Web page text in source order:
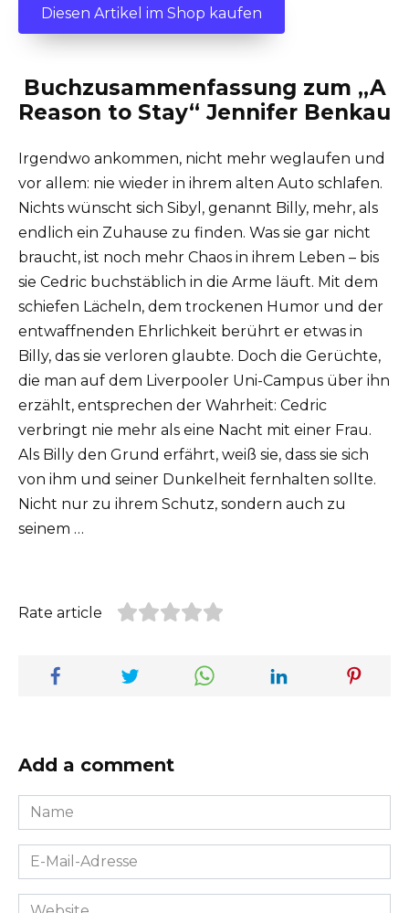
Diesen Artikel im Shop kaufen
Buchzusammenfassung zum „A
Reason to Stay“ Jennifer Benkau
Irgendwo ankommen, nicht mehr weglaufen und
vor allem: nie wieder in ihrem alten Auto schlafen.
Nichts wünscht sich Sibyl, genannt Billy, mehr, als
endlich ein Zuhause zu finden. Was sie gar nicht
braucht, ist noch mehr Chaos in ihrem Leben – bis
sie Cedric buchstäblich in die Arme läuft. Mit dem
schiefen Lächeln, dem trockenen Humor und der
entwaffnenden Ehrlichkeit berührt er etwas in
Billy, das sie verloren glaubte. Doch die Gerüchte,
die man auf dem Liverpooler Uni-Campus über ihn
erzählt, entsprechen der Wahrheit: Cedric
verbringt nie mehr als eine Nacht mit einer Frau.
Als Billy den Grund erfährt, weiß sie, dass sie sich
von ihm und seiner Dunkelheit fernhalten sollte.
Nicht nur zu ihrem Schutz, sondern auch zu
seinem …
Rate article
Add a comment
Name
*
E-
Mail-
Adresse
Website